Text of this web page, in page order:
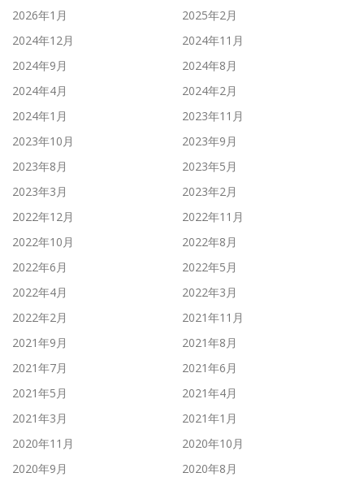
2026年1月
2025年2月
2024年12月
2024年11月
2024年9月
2024年8月
2024年4月
2024年2月
2024年1月
2023年11月
2023年10月
2023年9月
2023年8月
2023年5月
2023年3月
2023年2月
2022年12月
2022年11月
2022年10月
2022年8月
2022年6月
2022年5月
2022年4月
2022年3月
2022年2月
2021年11月
2021年9月
2021年8月
2021年7月
2021年6月
2021年5月
2021年4月
2021年3月
2021年1月
2020年11月
2020年10月
2020年9月
2020年8月